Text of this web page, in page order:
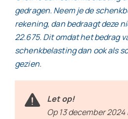
gedragen. Neem je de
rekening, dan bedraagt deze
22.675. Dit omdat het bedrag
schenkbelasting dan ook als
gezien.
Let op!
Op 13 december